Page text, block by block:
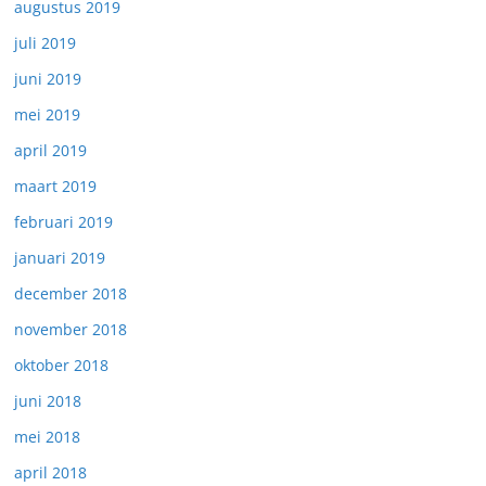
augustus 2019
juli 2019
juni 2019
mei 2019
april 2019
maart 2019
februari 2019
januari 2019
december 2018
november 2018
oktober 2018
juni 2018
mei 2018
april 2018